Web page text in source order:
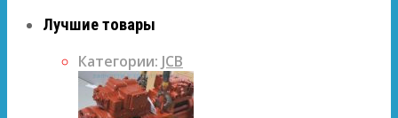
Лучшие товары
Категории: JCB